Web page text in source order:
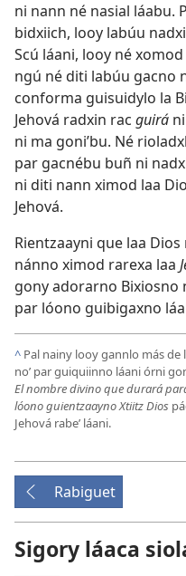
ni nann né nasial láabu.
bidxiich, looy labúu
Scú láani, looy né
ngú né diti labúu gacno
conforma guisuidylo la
Jehová radxin rac guirá
ni ma goniʼbu. Né
par gacnébu buñ ni
ni diti nann ximod laa
Jehová.
Rientzaayni que laa
nánno ximod rarexa laa
gony adorarno Bixiosno
par lóono guibigaxno
^ Pal nainy looy gannlo más de
noʼ par guiquiinno láani órni
El nombre divino que durará
lóono guientzaayno Xtiitz Dios
Jehová rabeʼ láani.
Rabiguet
Sigory láaca